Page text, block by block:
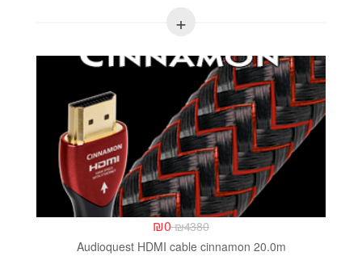
₪4380
₪0
Audioquest HDMI cable cinnamon 20.0m